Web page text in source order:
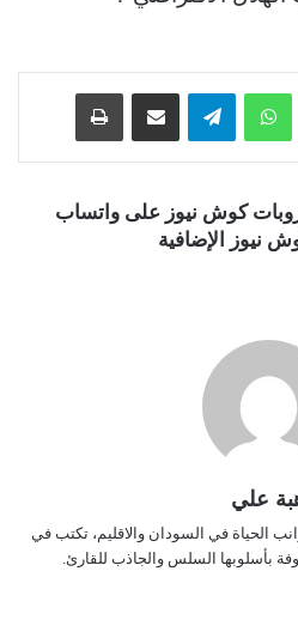
لينكدإن واتساب تيلقرام
كوش نيوز على واتساب
نيوز الإضافية
علي
الحياة في السودان والاقليم، تكتب في
بأسلوبها السلس والجاذب للقارئ.